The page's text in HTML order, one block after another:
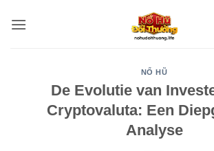
qua
NỔ HŨ
De Evolutie van
Cryptovaluta: Een
Analyse